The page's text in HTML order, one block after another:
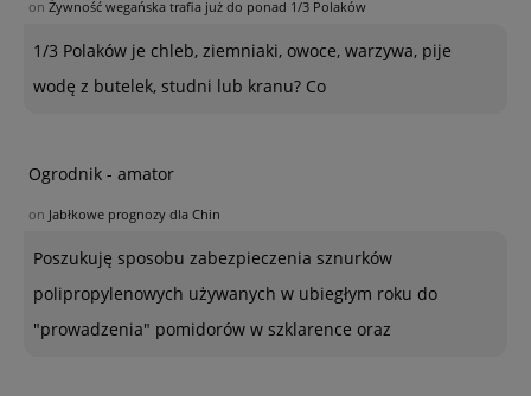
on Żywność wegańska trafia już do ponad 1/3 Polaków
1/3 Polaków je chleb, ziemniaki, owoce, warzywa, pije
wodę z butelek, studni lub kranu? Co
Ogrodnik - amator
on Jabłkowe prognozy dla Chin
Poszukuję sposobu zabezpieczenia sznurków
polipropylenowych używanych w ubiegłym roku do
"prowadzenia" pomidorów w szklarence oraz